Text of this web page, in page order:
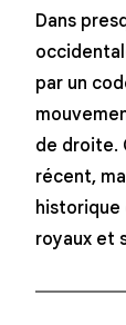
Dans
par un
de droite.
récent,
historique
royaux et